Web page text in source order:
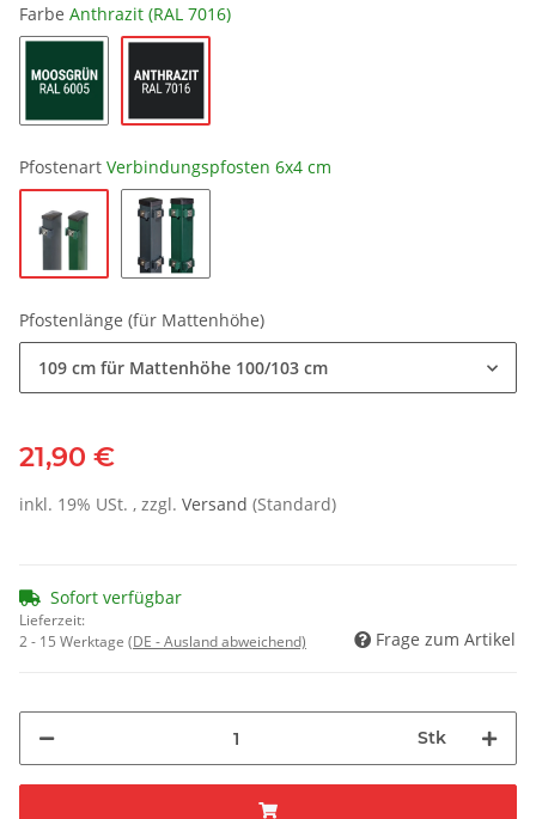
Farbe Anthrazit (RAL 7016)
Pfostenart Verbindungspfosten 6x4 cm
Pfostenlänge (für Mattenhöhe)
109 cm für Mattenhöhe 100/103 cm
21,90 €
inkl. 19% USt. , zzgl. Versand (Standard)
Sofort verfügbar
Lieferzeit:
2 - 15 Werktage (DE - Ausland abweichend) Frage zum Artikel
Stk